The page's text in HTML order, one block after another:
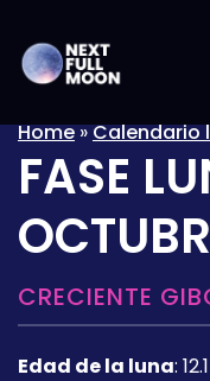
Home»Calendario
FASE
CRECIENTE
Edad de la luna: